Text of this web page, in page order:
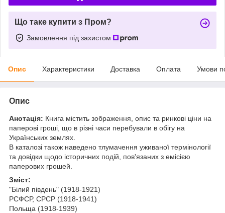
Що таке купити з Пром?
Замовлення під захистом
Опис Характеристики Доставка Оплата Умови
Опис
Анотація: Книга містить зображення, опис та ринкові ціни на
паперові гроші, що в різні часи перебували в обігу на
Українських землях.
В каталозі також наведено тлумачення уживаної термінології
та довідки щодо історичних подій, пов'язаних з емісією
паперових грошей.
Зміст:
"Білий південь" (1918-1921)
РСФСР, СРСР (1918-1941)
Польща (1918-1939)